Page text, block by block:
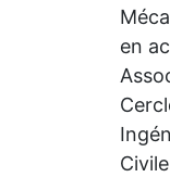
en